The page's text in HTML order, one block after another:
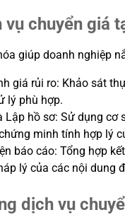
chuyển giá
giúp doanh nghiệp
giá rủi ro: Khảo sát
lý phù hợp.
Lập hồ sơ: Sử dụng
minh tính hợp
báo cáo: Tổng hợp
lý của các nội dung
dịch vụ